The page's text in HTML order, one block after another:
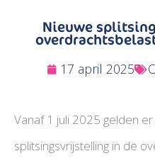
Nieuwe
17 april 2025
Vanaf 1 juli 2025 gelden
splitsingsvrijstelling in de